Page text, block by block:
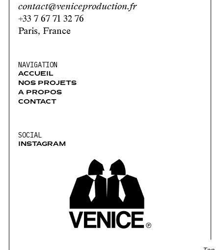
contact@veniceproduction.fr
+33 7 67 71 32 76
Paris, France
NAVIGATION
ACCUEIL
NOS PROJETS
A PROPOS
CONTACT
SOCIAL
INSTAGRAM